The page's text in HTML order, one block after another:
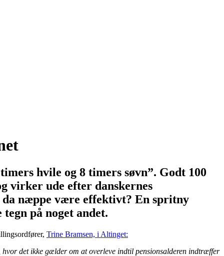
hvile og 8 timers søvn”. Godt 100
virker ude efter danskernes
da næppe være effektivt? En spritny
på noget andet.
Trine Bramsen, i Altinget:
det ikke gælder om at overleve indtil pensionsalderen indtræffer